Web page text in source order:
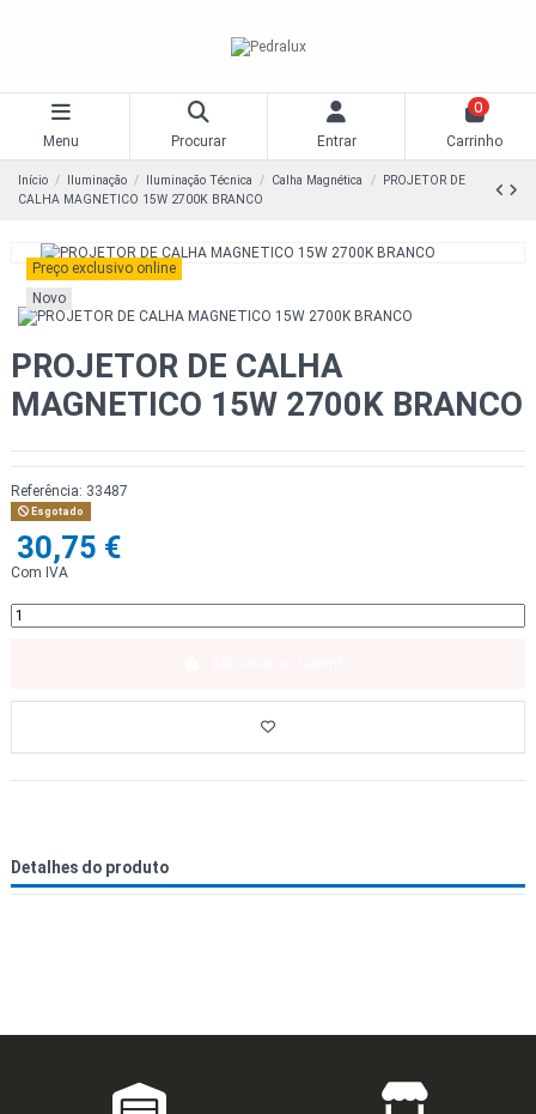
Menu Procurar Entrar
0
Carrinho
Início Iluminação Iluminação Técnica Calha Magnética
PROJETOR DE
CALHA MAGNETICO 15W 2700K BRANCO
Preço exclusivo online
Novo
PROJETOR DE CALHA
MAGNETICO 15W 2700K BRANCO
Referência: 33487
Esgotado
30,75 €
Com IVA
Detalhes do produto